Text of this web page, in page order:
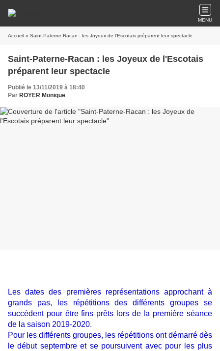
MENU
Accueil » Saint-Paterne-Racan : les Joyeux de l'Escotais préparent leur spectacle
Saint-Paterne-Racan : les Joyeux de l'Escotais
préparent leur spectacle
Publié le 13/11/2019 à 18:40
Par ROYER Monique
Les dates des premières représentations approchant à
grands pas, les répétitions des différents groupes se
succèdent pour être fins prêts lors de la première séance
de la saison 2019-2020.
Pour les différents groupes, les répétitions ont démarré dès
le début septembre et se poursuivent avec pour les plus